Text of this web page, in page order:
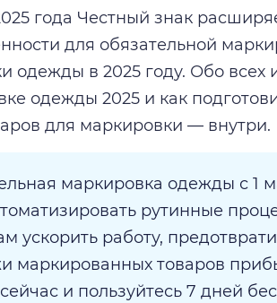
года Честный знак
для обязательной
одежды в 2025 году. Обо всех
одежды 2025 и как
для маркировки — внутри.
маркировка одежды с 1
рутинные
ускорить работу,
маркированных товаров
и пользуйтесь 7 дней